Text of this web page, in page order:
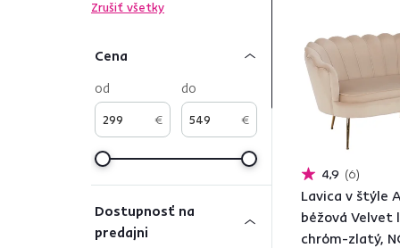
Zrušiť všetky
Cena
€
od
€
do
Dostupnosť na
predajni
4,9 6
Lavica v štýle
béžová Velvet
chróm-zlatý,